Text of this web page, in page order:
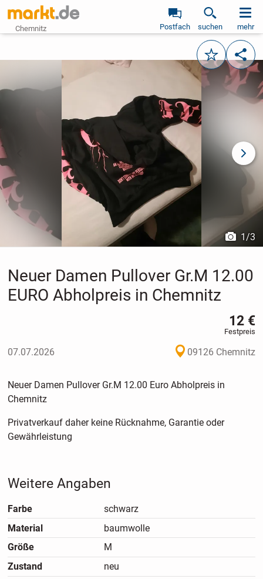
Chemnitz Postfach suchen mehr
Merken
vorheriges Bild
1/3
Neuer Damen Pullover Gr.M 12.00
EURO Abholpreis in Chemnitz
12 €
Festpreis
07.07.2026 09126 Chemnitz
Neuer Damen Pullover Gr.M 12.00 Euro Abholpreis in
Chemnitz
Privatverkauf daher keine Rücknahme, Garantie oder
Gewährleistung
Weitere Angaben
Farbe
schwarz
Material
baumwolle
Größe
M
Zustand
neu